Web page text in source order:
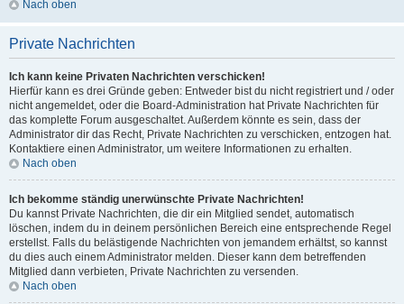
Nach oben
Private Nachrichten
Ich kann keine Privaten Nachrichten verschicken!
Hierfür kann es drei Gründe geben: Entweder bist du nicht registriert und / oder
nicht angemeldet, oder die Board-Administration hat Private Nachrichten für
das komplette Forum ausgeschaltet. Außerdem könnte es sein, dass der
Administrator dir das Recht, Private Nachrichten zu verschicken, entzogen hat.
Kontaktiere einen Administrator, um weitere Informationen zu erhalten.
Nach oben
Ich bekomme ständig unerwünschte Private Nachrichten!
Du kannst Private Nachrichten, die dir ein Mitglied sendet, automatisch
löschen, indem du in deinem persönlichen Bereich eine entsprechende Regel
erstellst. Falls du belästigende Nachrichten von jemandem erhältst, so kannst
du dies auch einem Administrator melden. Dieser kann dem betreffenden
Mitglied dann verbieten, Private Nachrichten zu versenden.
Nach oben